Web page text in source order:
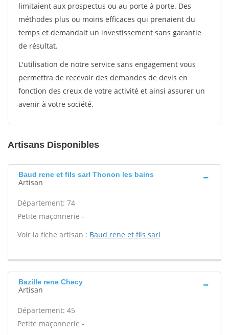
limitaient aux prospectus ou au porte à porte. Des
méthodes plus ou moins efficaces qui prenaient du
temps et demandait un investissement sans garantie
de résultat.
L'utilisation de notre service sans engagement vous
permettra de recevoir des demandes de devis en
fonction des creux de votre activité et ainsi assurer un
avenir à votre société.
Artisans Disponibles
Baud rene et fils sarl Thonon les bains
Artisan
Département: 74
Petite maçonnerie -
Voir la fiche artisan : Baud rene et fils sarl
Bazille rene Checy
Artisan
Département: 45
Petite maçonnerie -